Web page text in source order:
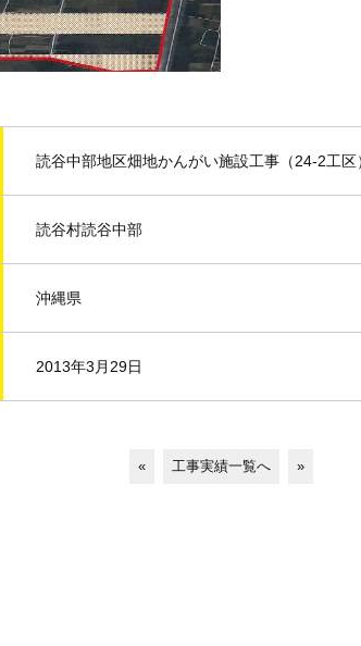
読谷中部地区畑地かんがい施設工事（24-2工区
読谷村読谷中部
沖縄県
2013年3月29日
« 工事実績一覧へ »